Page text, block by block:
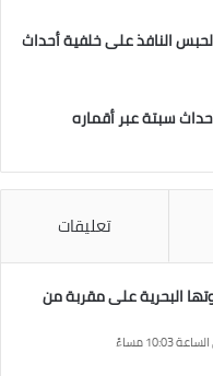
النافذ على خلفية أحداث
سبتة عبر أقماره
تعليقات
البحرية على مقربة من